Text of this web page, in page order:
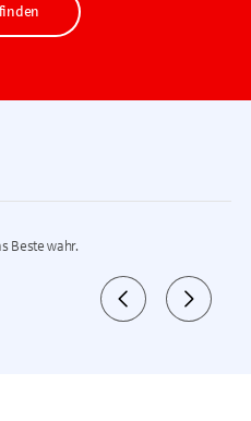
Beste wahr.